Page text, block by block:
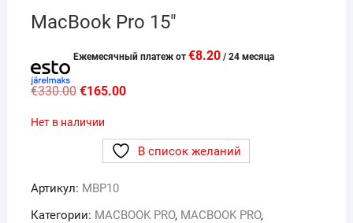
MacBook Pro 15″
Eжемесячный платеж от €8.20/ 24 месяца
€330.00 Первоначальная
€330.00.
€165.00Текущая
Нет в наличии
В список желаний
Артикул: MBP10
Категории: MACBOOK PRO, MACBOOK PRO,